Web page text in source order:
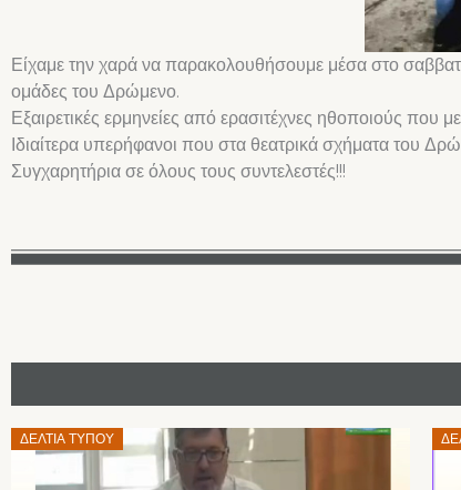
Είχαμε την χαρά να παρακολουθήσουμε μέσα στο
ομάδες του Δρώμενο.
Εξαιρετικές ερμηνείες από ερασιτέχνες ηθοποιούς που
Ιδιαίτερα υπερήφανοι που στα θεατρικά σχήματα του
Συγχαρητήρια σε όλους τους συντελεστές!!!
ΔΕΛΤΊΑ ΤΎΠΟΥ
Posted
on